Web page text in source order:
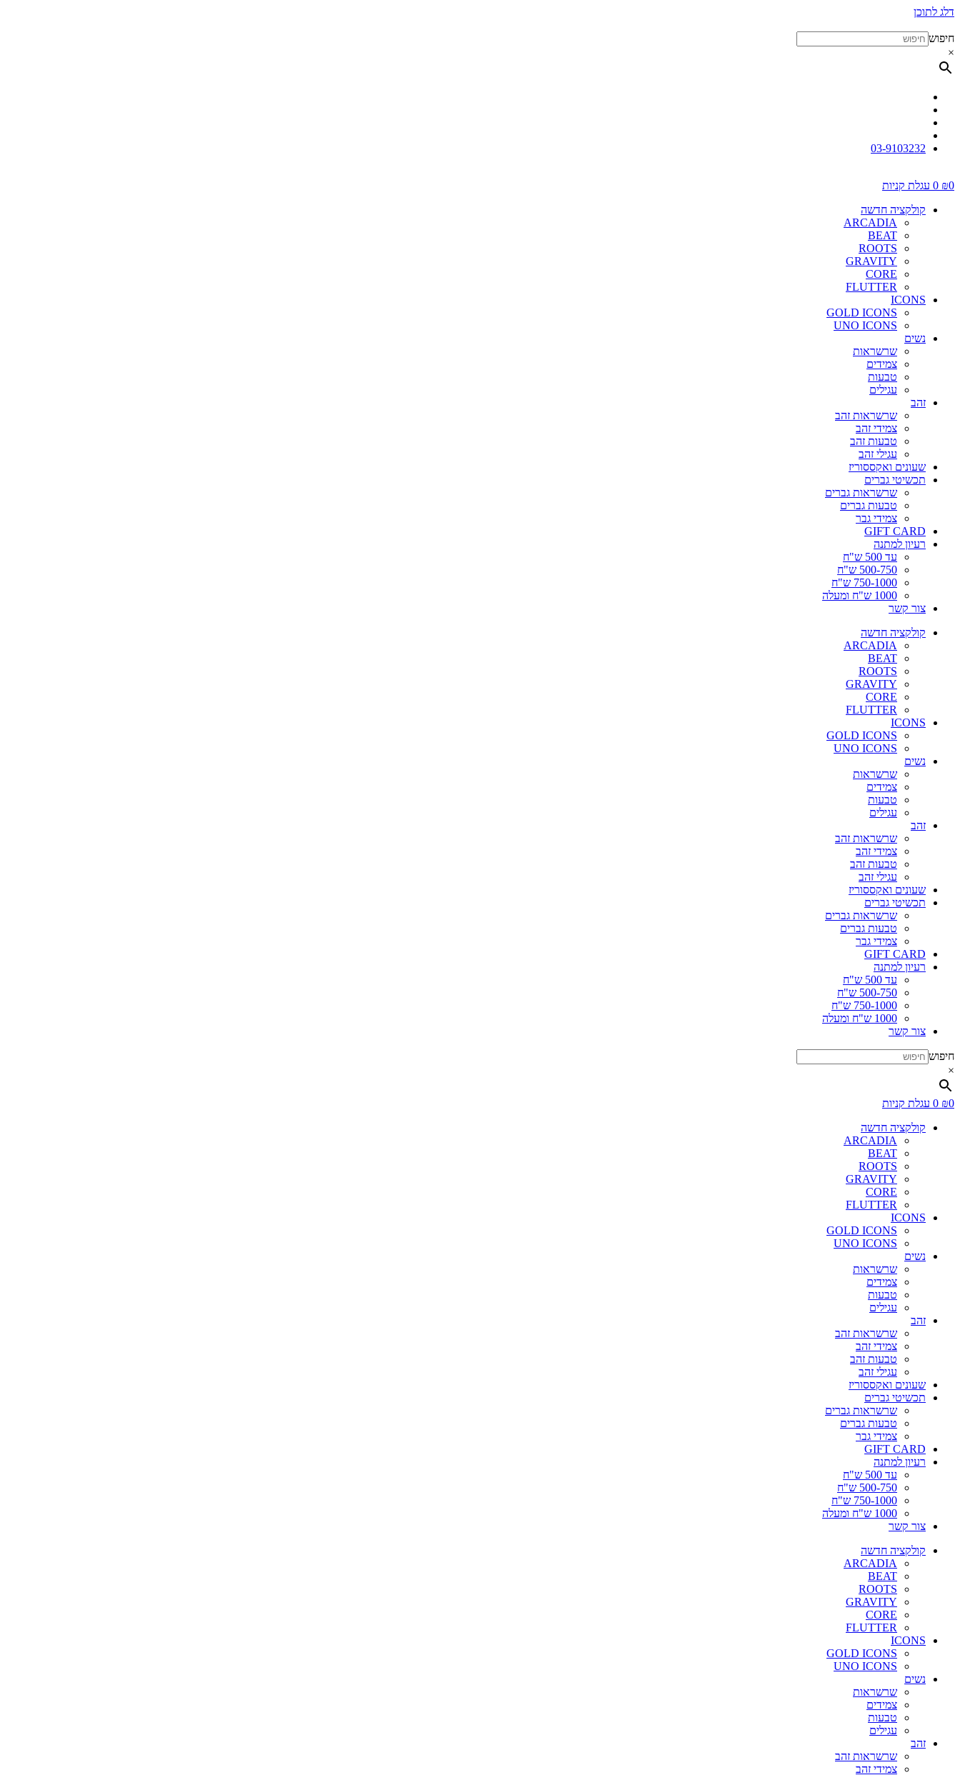
דלג לתוכן
חיפוש
×
03-9103232
₪0
0 עגלת קניות
קולקציה חדשה
ARCADIA
BEAT
ROOTS
GRAVITY
CORE
FLUTTER
ICONS
GOLD ICONS
UNO ICONS
נשים
שרשראות
צמידים
טבעות
עגילים
זהב
שרשראות זהב
צמידי זהב
טבעות זהב
עגילי זהב
שעונים ואקססוריז
תכשיטי גברים
שרשראות גברים
טבעות גברים
צמידי גבר
GIFT CARD
רעיון למתנה
עד 500 ש"ח
500-750 ש"ח
750-1000 ש"ח
1000 ש"ח ומעלה
צור קשר
קולקציה חדשה
ARCADIA
BEAT
ROOTS
GRAVITY
CORE
FLUTTER
ICONS
GOLD ICONS
UNO ICONS
נשים
שרשראות
צמידים
טבעות
עגילים
זהב
שרשראות זהב
צמידי זהב
טבעות זהב
עגילי זהב
שעונים ואקססוריז
תכשיטי גברים
שרשראות גברים
טבעות גברים
צמידי גבר
GIFT CARD
רעיון למתנה
עד 500 ש"ח
500-750 ש"ח
750-1000 ש"ח
1000 ש"ח ומעלה
צור קשר
חיפוש
×
₪0
0 עגלת קניות
קולקציה חדשה
ARCADIA
BEAT
ROOTS
GRAVITY
CORE
FLUTTER
ICONS
GOLD ICONS
UNO ICONS
נשים
שרשראות
צמידים
טבעות
עגילים
זהב
שרשראות זהב
צמידי זהב
טבעות זהב
עגילי זהב
שעונים ואקססוריז
תכשיטי גברים
שרשראות גברים
טבעות גברים
צמידי גבר
GIFT CARD
רעיון למתנה
עד 500 ש"ח
500-750 ש"ח
750-1000 ש"ח
1000 ש"ח ומעלה
צור קשר
קולקציה חדשה
ARCADIA
BEAT
ROOTS
GRAVITY
CORE
FLUTTER
ICONS
GOLD ICONS
UNO ICONS
נשים
שרשראות
צמידים
טבעות
עגילים
זהב
שרשראות זהב
צמידי זהב